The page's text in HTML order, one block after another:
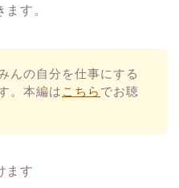
す。
んの自分を仕事にする
。本編は こちら でお聴
ます